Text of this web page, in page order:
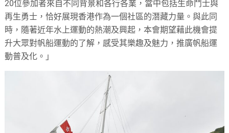
20位參加者來自不同背景和各行各業，當中包括生命鬥士與
再生勇士，恰好展現香港作為一個社區的潛藏力量。與此同
時，隨著近年水上運動的熱潮及興起，本會期望藉此機會提
升大眾對帆船運動的了解，感受其樂趣及魅力，推廣帆船運
動普及化。」